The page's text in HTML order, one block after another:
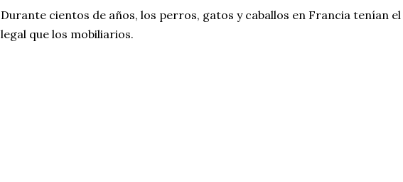
Durante cientos de años, los perros, gatos y caballos en Francia tenían
legal que los mobiliarios.